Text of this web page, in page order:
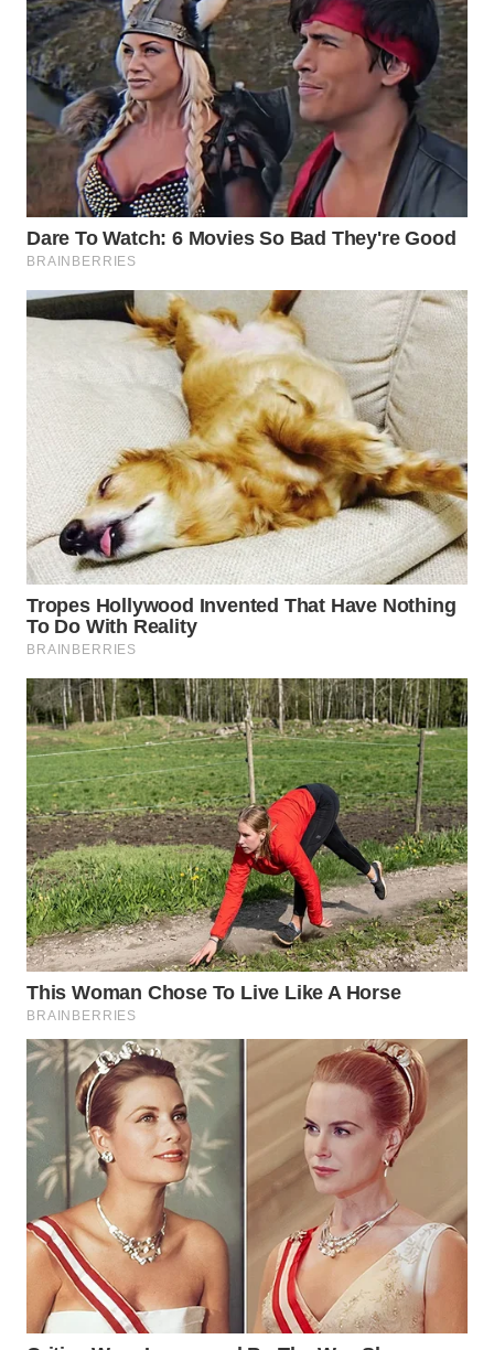
WAHANA
SELEB
WAHANA
PERSONA
WAHANA
OTOMOTIF
WAHANA
HEALTH
WAHANA
DESA
WISATA
LAPAK
WAHANA
Wahana
Network
KONSUMEN
LISTRIK
MASYARAKAT
KELISTRIKAN
WALINKI
ID
MAWAKA
ID
MARTABAT
NET
PLN
WATCH
MKLI
LPKKI
LKKI
KOPEKLIN